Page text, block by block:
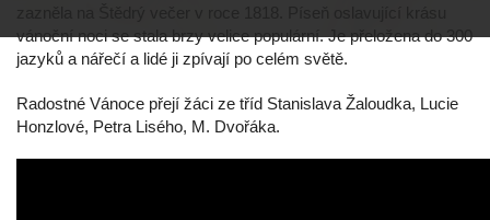
vánoční noci se stala brzy velice populární. Je přeložena do 300
jazyků a nářečí a lidé ji zpívají po celém světě.
Radostné Vánoce přejí žáci ze tříd Stanislava Žaloudka, Lucie
Honzlové, Petra Lisého, M. Dvořáka.